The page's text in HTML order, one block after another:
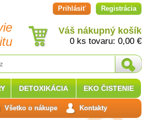
Prihlásiť Registrácia
Váš nákupný košík
0 ks tovaru: 0,00 €
DETOXIKÁCIA EKO ČISTENIE
Všetko o nákupe Kontakty